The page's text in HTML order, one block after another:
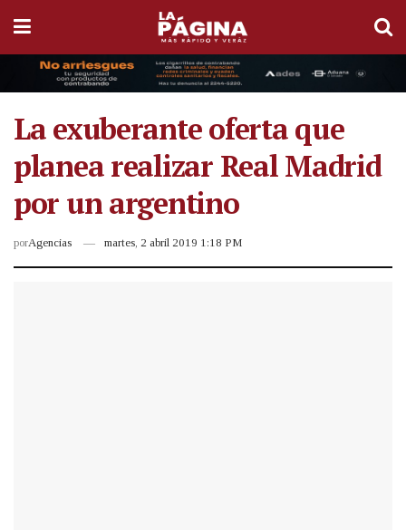
La exuberante oferta que
planea realizar Real Madrid
por un argentino
porAgencias martes, 2 abril 2019 1:18 PM